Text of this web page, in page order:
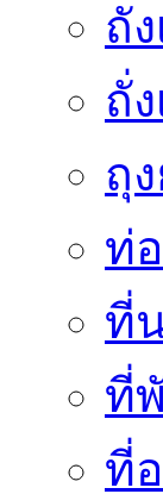
ถั
ถั่
ถุ
ท่
ที่
ที่
ที่